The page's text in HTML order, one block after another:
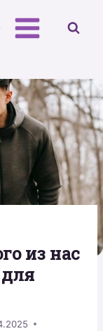
из нас